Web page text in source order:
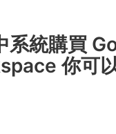
系統購買
你可